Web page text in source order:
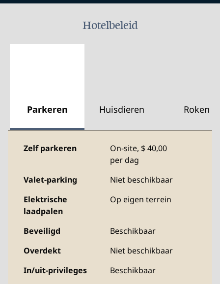
Hotelbeleid
Parkeren Huisdieren Roken
Zelf parkeren On-site, $ 40,00
per dag
Valet-parking
Niet beschikbaar
Elektrische
laadpalen
Op eigen terrein
Beveiligd
Beschikbaar
Overdekt
Niet beschikbaar
In/uit-privileges
Beschikbaar